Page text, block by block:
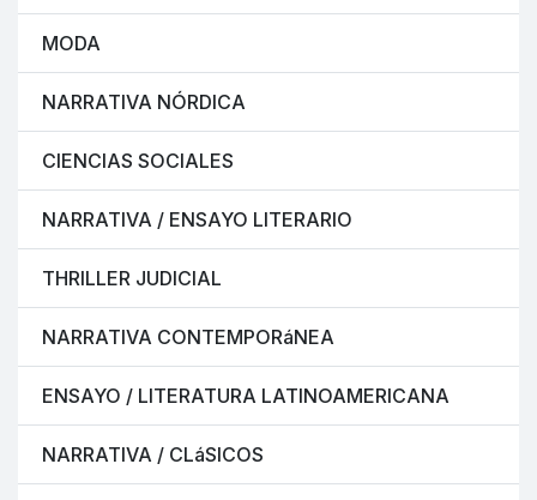
MODA
NARRATIVA NÓRDICA
CIENCIAS SOCIALES
NARRATIVA / ENSAYO LITERARIO
THRILLER JUDICIAL
NARRATIVA CONTEMPORáNEA
ENSAYO / LITERATURA LATINOAMERICANA
NARRATIVA / CLáSICOS